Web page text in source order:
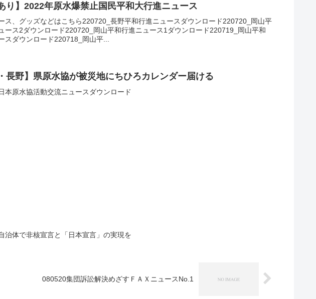
り】2022年原水爆禁止国民平和大行進ニュース
ス、グッズなどはこちら220720_長野平和行進ニュースダウンロード220720_岡山平
ース2ダウンロード220720_岡山平和行進ニュース1ダウンロード220719_岡山平和
スダウンロード220718_岡山平...
長野】県原水協が被災地にちひろカレンダー届ける
本原水協活動交流ニュースダウンロード
治体で非核宣言と「日本宣言」の実現を
080520集団訴訟解決めざすＦＡＸニュースNo.1